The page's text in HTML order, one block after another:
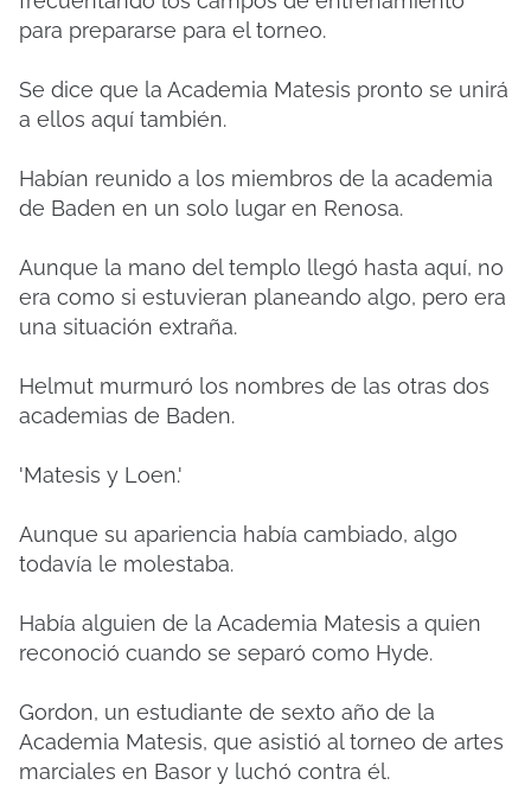
para prepararse para el torneo.
Se dice que la Academia Matesis pronto se unirá
a ellos aquí también.
Habían reunido a los miembros de la academia
de Baden en un solo lugar en Renosa.
Aunque la mano del templo llegó hasta aquí, no
era como si estuvieran planeando algo, pero era
una situación extraña.
Helmut murmuró los nombres de las otras dos
academias de Baden.
'Matesis y Loen.'
Aunque su apariencia había cambiado, algo
todavía le molestaba.
Había alguien de la Academia Matesis a quien
reconoció cuando se separó como Hyde.
Gordon, un estudiante de sexto año de la
Academia Matesis, que asistió al torneo de artes
marciales en Basor y luchó contra él.